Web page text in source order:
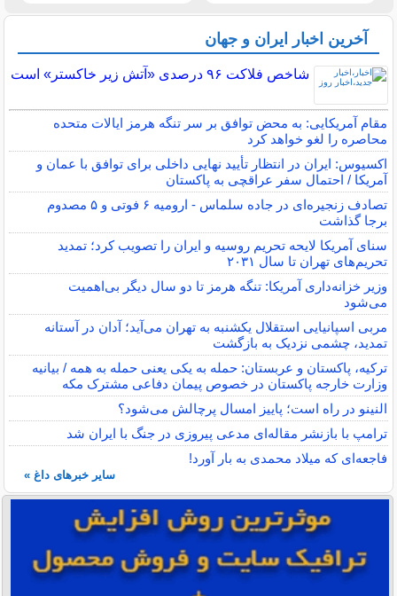
آخرین اخبار ایران و جهان
شاخص فلاکت ۹۶ درصدی «آتش زیر خاکستر» است
مقام آمریکایی: به محض توافق بر سر تنگه هرمز ایالات متحده
محاصره را لغو خواهد کرد
اکسیوس: ایران در انتظار تأیید نهایی داخلی برای توافق با عمان و
آمریکا / احتمال سفر عراقچی به پاکستان
تصادف زنجیره‌ای در جاده سلماس - ارومیه ۶ فوتی و ۵ مصدوم
برجا گذاشت
سنای آمریکا لایحه تحریم روسیه و ایران را تصویب کرد؛ تمدید
تحریم‌های تهران تا سال ۲۰۳۱
وزیر خزانه‌داری آمریکا: تنگه هرمز تا دو سال دیگر بی‌اهمیت
می‌شود
مربی اسپانیایی استقلال یکشنبه به تهران می‌آید؛ آدان در آستانه
تمدید، چشمی نزدیک به بازگشت
ترکیه، پاکستان و عربستان: حمله به یکی یعنی حمله به همه / بیانیه
وزارت خارجه پاکستان در خصوص پیمان دفاعی مشترک مکه
النینو در راه است؛ پاییز امسال پرچالش می‌شود؟
ترامپ با بازنشر مقاله‌ای مدعی پیروزی در جنگ با ایران شد
فاجعه‌ای که میلاد محمدی به بار آورد!
سایر خبرهای داغ »